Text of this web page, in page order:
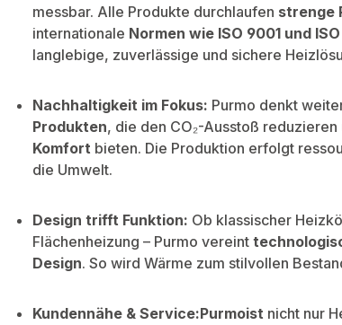
messbar. Alle Produkte durchlaufen strenge
internationale Normen wie ISO 9001 und ISO
langlebige, zuverlässige und sichere
Nachhaltigkeit im Fokus: Purmo denkt
Produkten, die den CO₂-Ausstoß
Komfort bieten. Die Produktion erfolgt
die Umwelt.
Design trifft Funktion: Ob klassischer
Flächenheizung – Purmo vereint
Design. So wird Wärme zum stilvollen
Kundennähe & Service:Purmoist nicht nur